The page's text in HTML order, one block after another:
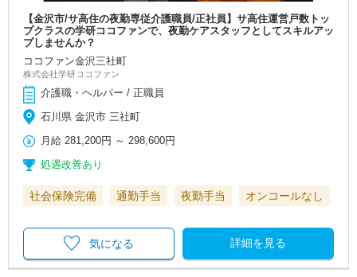
【金沢市/サ高住の夜勤専従介護職員/正社員】サ高住運営戸数トッ
プクラスの学研ココファンで、夜勤ケアスタッフとしてスキルアッ
プしませんか？
ココファン金沢三社町
株式会社学研ココファン
介護職・ヘルパー / 正職員
石川県 金沢市 三社町
月給 281,200円 ～298,600円
処遇改善あり
社会保険完備 通勤手当 夜勤手当 オンコールなし
詳細を見る
気になる